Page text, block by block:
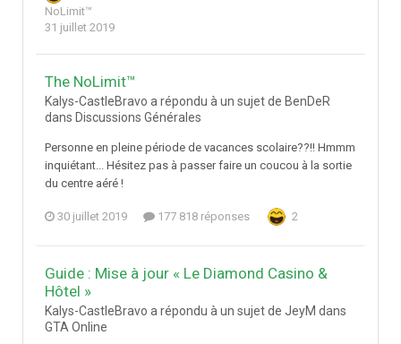
NoLimit™
31 juillet 2019
The NoLimit™
Kalys-CastleBravo a répondu à un sujet de BenDeR
dans Discussions Générales
Personne en pleine période de vacances scolaire??!! Hmmm
inquiétant... Hésitez pas à passer faire un coucou à la sortie
du centre aéré !
30 juillet 2019 177 818 réponses 2
Guide : Mise à jour « Le Diamond Casino &
Hôtel »
Kalys-CastleBravo a répondu à un sujet de JeyM dans
GTA Online